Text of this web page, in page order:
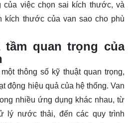
của việc chọn sai kích thước, và
kích thước của van sao cho phù
quan trọng của
thông số kỹ thuật quan trọng,
động hiệu quả của hệ thống. Van
nhiều ứng dụng khác nhau, từ
lý nước thải, đến các quy trình